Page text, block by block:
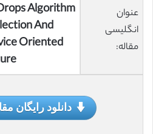
عنوان
انگلیسی
مقاله:
Algorithm
And
Oriented
دانلود رایگان